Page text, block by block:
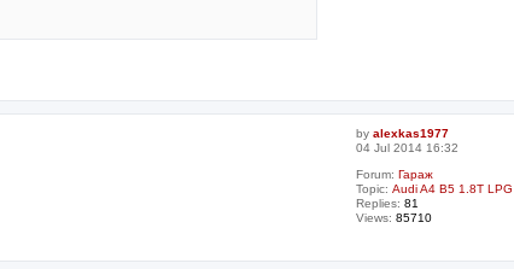
by alexkas1977
04 Jul 2014 16:32
Forum: Гараж
Topic: Audi A4 B5 1.8T LPG
Replies: 81
Views: 85710